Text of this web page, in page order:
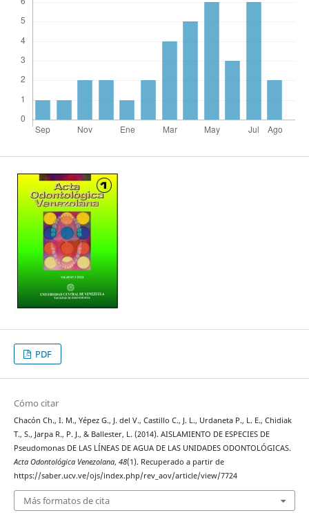
PDF
Cómo citar
Chacón Ch., I. M., Yépez G., J. del V., Castillo C., J. L., Urdaneta P., L. E., Chidiak
T., S., Jarpa R., P. J., & Ballester, L. (2014). AISLAMIENTO DE ESPECIES DE
Pseudomonas DE LAS LÍNEAS DE AGUA DE LAS UNIDADES ODONTOLÓGICAS.
Acta Odontológica Venezolana, 48(1). Recuperado a partir de
https://saber.ucv.ve/ojs/index.php/rev_aov/article/view/7724
Más formatos de cita